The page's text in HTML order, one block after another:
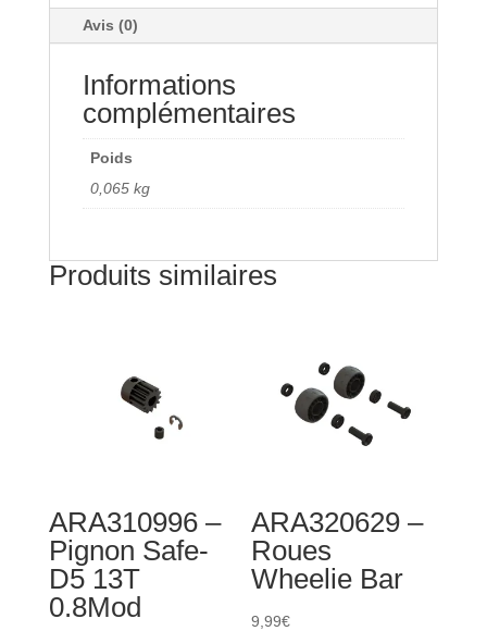
métal
alésage
Avis (0)
Informations
complémentaires
Poids
0,065 kg
Produits similaires
ARA310996 –
Pignon Safe-
D5 13T
0.8Mod
ARA320629 –
Roues
Wheelie Bar
9,99€